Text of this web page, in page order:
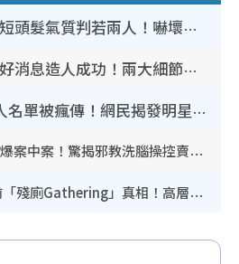
簡淑兒染金毛剪短頭髮氣質判若兩人！嚇壞老公麥大力都認唔出：「你做咩事？」
湯洛雯傳終於有好消息造人成功！兩大細節曝孕味極濃惹猜測：大肚婆先會咁！
8大最冇禮貌藝人名單被瘋傳！網民揭發明星真面目 一致數臭呢位係無品天花板？
銀行高層「沉船」爆案中案！驚揭邪教洗腦操控賣淫被吞600萬 幕後黑手講多錯多
林芊妤親解12年前「殘廁Gathering」真相！高層解約一句話重創尊嚴至今拒返TVB